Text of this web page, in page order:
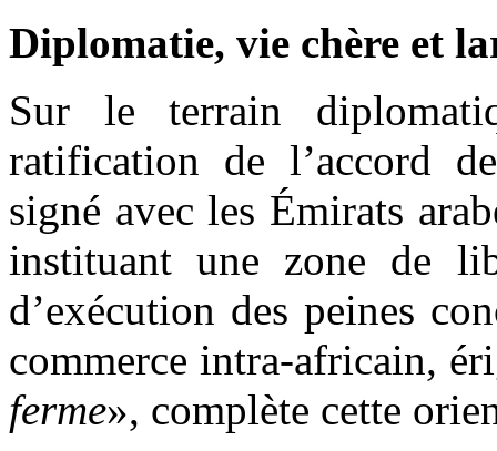
Diplomatie, vie chère et
Sur le terrain
ratification de l’accord
signé avec les Émirats
instituant une zone de
d’exécution des peines
commerce intra-africain,
ferme», complète cette